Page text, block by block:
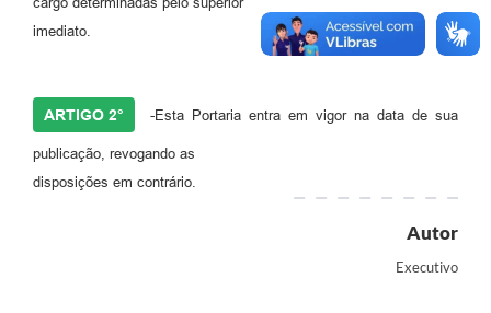
imediato.
ARTIGO 2° -Esta Portaria entra em vigor na data de sua
publicação, revogando as
disposições em contrário.
Autor
Executivo